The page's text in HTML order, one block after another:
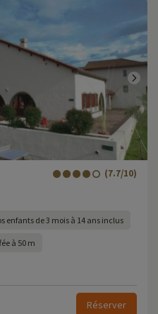
(7.7/10)
enfants de 3 mois à 14 ans inclus
à 50 m
Réserver